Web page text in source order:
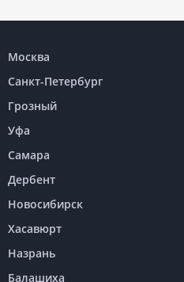
Москва
Санкт-Петербург
Грозный
Уфа
Самара
Дербент
Новосибирск
Хасавюрт
Назрань
Балашиха